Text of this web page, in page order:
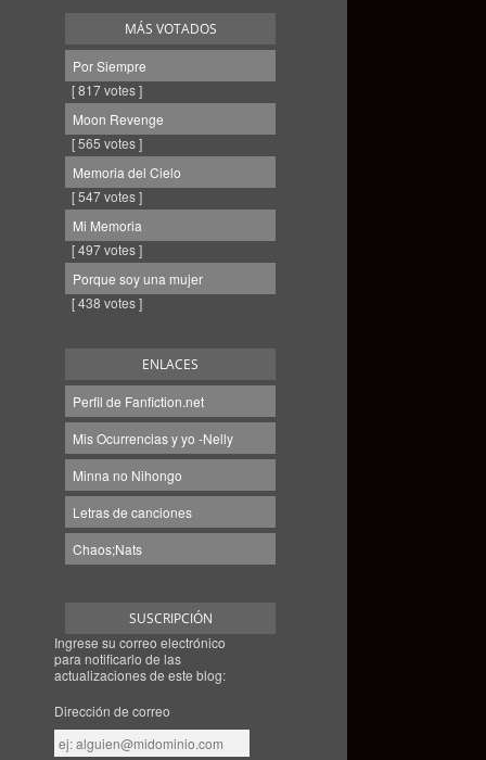
MÁS VOTADOS
Por Siempre
[ 817 votes ]
Moon Revenge
[ 565 votes ]
Memoria del Cielo
[ 547 votes ]
Mi Memoria
[ 497 votes ]
Porque soy una mujer
[ 438 votes ]
ENLACES
Perfil de Fanfiction.net
Mis Ocurrencias y yo -Nelly
Minna no Nihongo
Letras de canciones
Chaos;Nats
SUSCRIPCIÓN
Ingrese su correo electrónico
para notificarlo de las
actualizaciones de este blog:
Dirección de correo
Dirección
de